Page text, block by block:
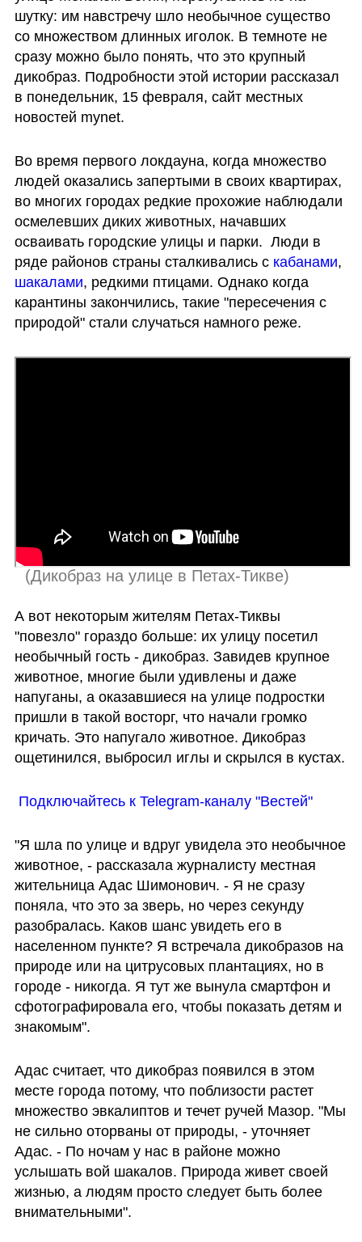
шутку: им навстречу шло необычное существо
со множеством длинных иголок. В темноте не
сразу можно было понять, что это крупный
дикобраз. Подробности этой истории рассказал
в понедельник, 15 февраля, сайт местных
новостей mynet.
Во время первого локдауна, когда множество
людей оказались запертыми в своих квартирах,
во многих городах редкие прохожие наблюдали
осмелевших диких животных, начавших
осваивать городские улицы и парки.  Люди в
ряде районов страны сталкивались с кабанами
шакалами, редкими птицами. Однако когда
карантины закончились, такие "пересечения с
природой" стали случаться намного реже.
(Дикобраз на улице в Петах-Тикве)
А вот некоторым жителям Петах-Тиквы
"повезло" гораздо больше: их улицу посетил
необычный гость - дикобраз. Завидев крупное
животное, многие были удивлены и даже
напуганы, а оказавшиеся на улице подростки
пришли в такой восторг, что начали громко
кричать. Это напугало животное. Дикобраз
ощетинился, выбросил иглы и скрылся в кустах.
Подключайтесь к Telegram-каналу "Вестей"
"Я шла по улице и вдруг увидела это необычное
животное, - рассказала журналисту местная
жительница Адас Шимонович. - Я не сразу
поняла, что это за зверь, но через секунду
разобралась. Каков шанс увидеть его в
населенном пункте? Я встречала дикобразов на
природе или на цитрусовых плантациях, но в
городе - никогда. Я тут же вынула смартфон и
сфотографировала его, чтобы показать детям и
знакомым".
Адас считает, что дикобраз появился в этом
месте города потому, что поблизости растет
множество эвкалиптов и течет ручей Мазор. "Мы
не сильно оторваны от природы, - уточняет
Адас. - По ночам у нас в районе можно
услышать вой шакалов. Природа живет своей
жизнью, а людям просто следует быть более
внимательными".